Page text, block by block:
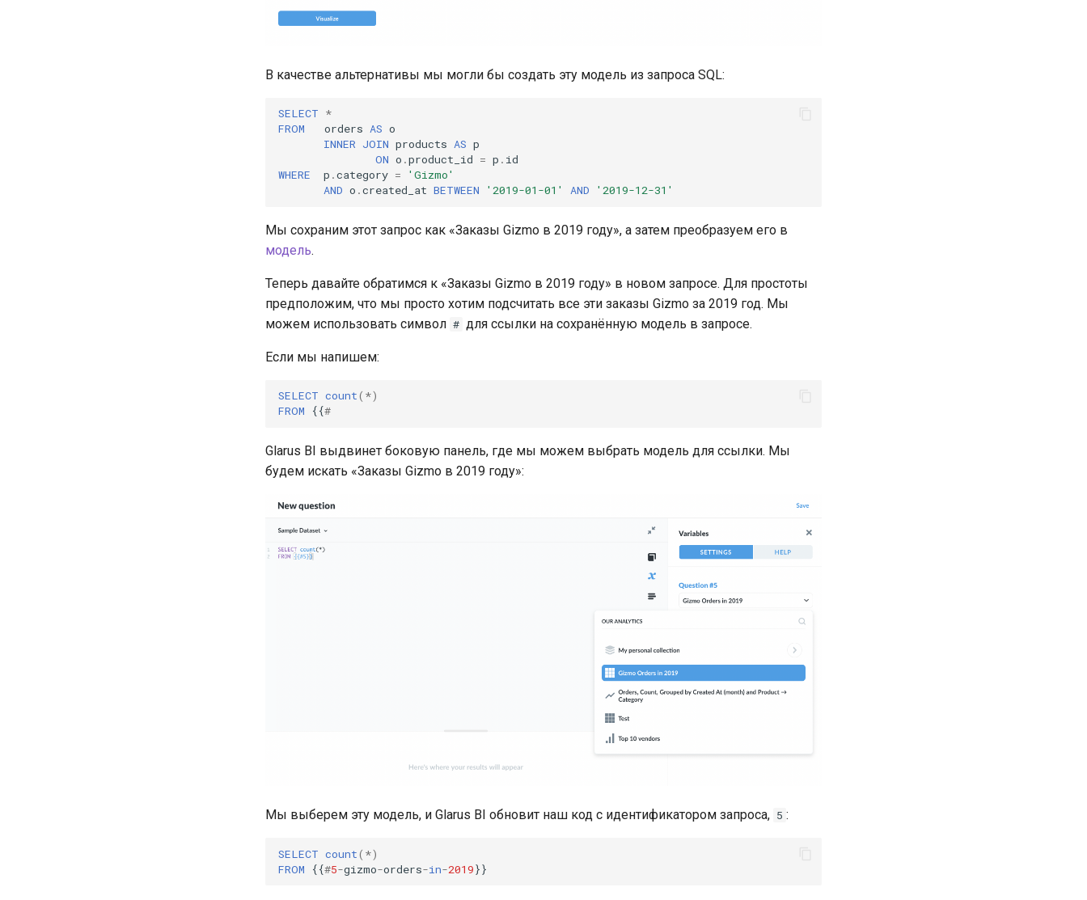
В качестве альтернативы мы могли бы создать эту модель из запроса SQL:
SELECT *
FROM
orders AS o
INNER JOIN products AS p
ON o .product_id = p . id
WHERE
p .category =
'Gizmo'
AND o .created_at BETWEEN '2019-01-01' AND '2019-12-31'
Мы сохраним этот запрос как «Заказы Gizmo в 2019 году», а затем преобразуем его в
модель.
Теперь давайте обратимся к «Заказы Gizmo в 2019 году» в новом запросе. Для простоты
предположим, что мы просто хотим подсчитать все эти заказы Gizmo за 2019 год. Мы
можем использовать символ # для ссылки на сохранённую модель в запросе.
Если мы напишем:
SELECT count( *)
FROM
{{#
Glarus BI выдвинет боковую панель, где мы можем выбрать модель для ссылки. Мы
будем искать «Заказы Gizmo в 2019 году»:
Мы выберем эту модель, и Glarus BI обновит наш код с идентификатором запроса, 5 :
SELECT count( *)
FROM
{{#5-gizmo-orders-in-2019}}